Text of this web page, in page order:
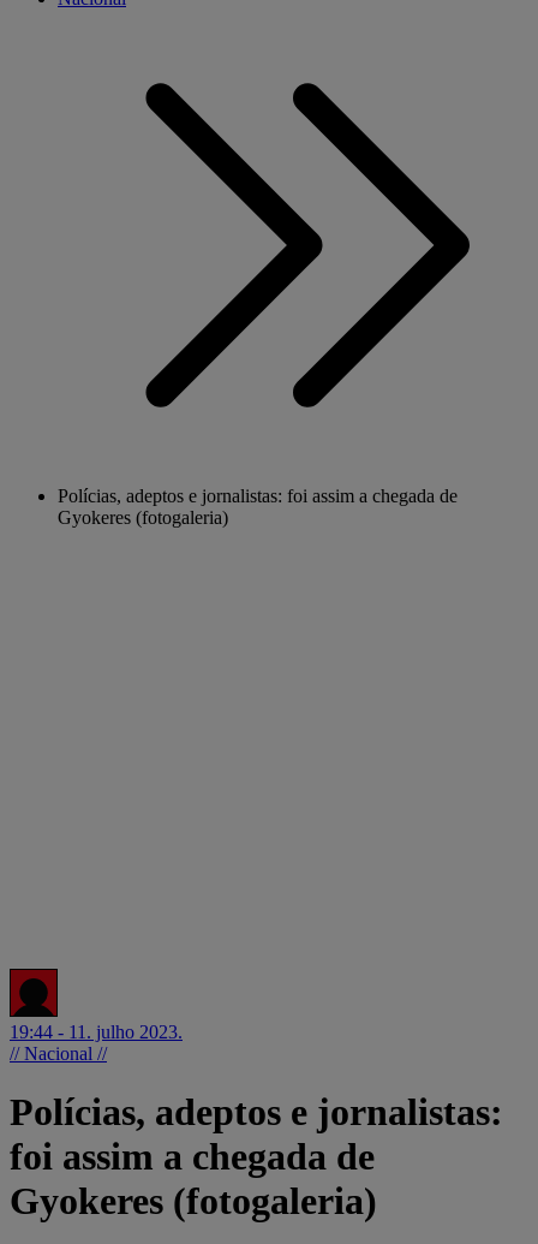
Polícias, adeptos e jornalistas: foi assim a chegada de
Gyokeres (fotogaleria)
19:44 - 11. julho 2023.
// Nacional //
Polícias, adeptos e jornalistas:
foi assim a chegada de
Gyokeres (fotogaleria)